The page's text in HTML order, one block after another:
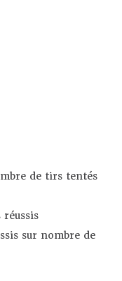
de tirs tentés
sur nombre de